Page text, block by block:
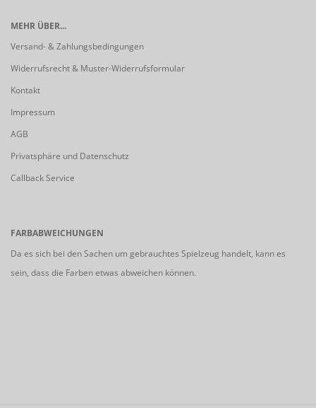
MEHR ÜBER...
Versand- & Zahlungsbedingungen
Widerrufsrecht & Muster-Widerrufsformular
Kontakt
Impressum
AGB
Privatsphäre und Datenschutz
Callback Service
FARBABWEICHUNGEN
Da es sich bei den Sachen um gebrauchtes Spielzeug handelt, kann es
sein, dass die Farben etwas abweichen können.